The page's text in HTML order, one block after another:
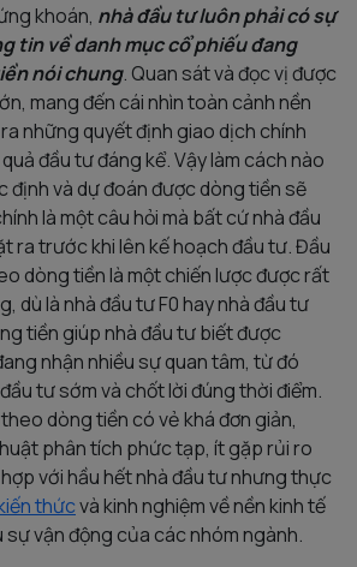
khoán, nhà đầu tư luôn phải có sự
tin về danh mục cổ phiếu đang
nói chung. Quan sát và đọc vị được
mang đến cái nhìn toàn cảnh nền
những quyết định giao dịch chính
đầu tư đáng kể. Vậy làm cách nào
định và dự đoán được dòng tiền sẽ
là một câu hỏi mà bất cứ nhà đầu
ra trước khi lên kế hoạch đầu tư. Đầu
dòng tiền là một chiến lược được rất
dù là nhà đầu tư F0 hay nhà đầu tư
tiền giúp nhà đầu tư biết được
nhận nhiều sự quan tâm, từ đó
tư sớm và chốt lời đúng thời điểm.
dòng tiền có vẻ khá đơn giản,
phân tích phức tạp, ít gặp rủi ro
với hầu hết nhà đầu tư nhưng thực
thứcvà kinh nghiệm về nền kinh tế
sự vận động của các nhóm ngành.